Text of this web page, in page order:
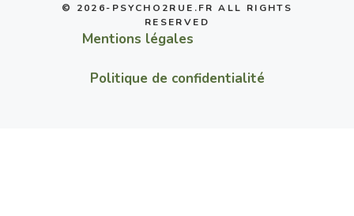
© 2026-PSYCHO2RUE.FR ALL RIGHTS
RESERVED
Mentions légales
Politique de confidentialité